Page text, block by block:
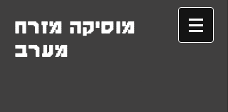
מוסיקה מזרח
מערב